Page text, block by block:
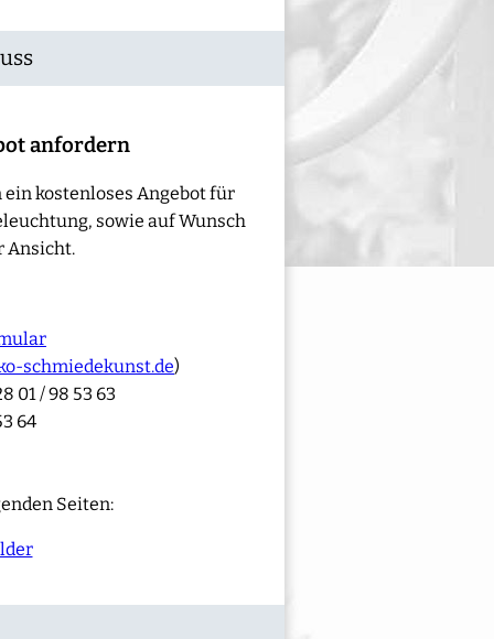
anfordern
kostenloses Angebot für
sowie auf Wunsch
Ansicht.
schmiedekunst.de)
01 / 98 53 63
64
Seiten: